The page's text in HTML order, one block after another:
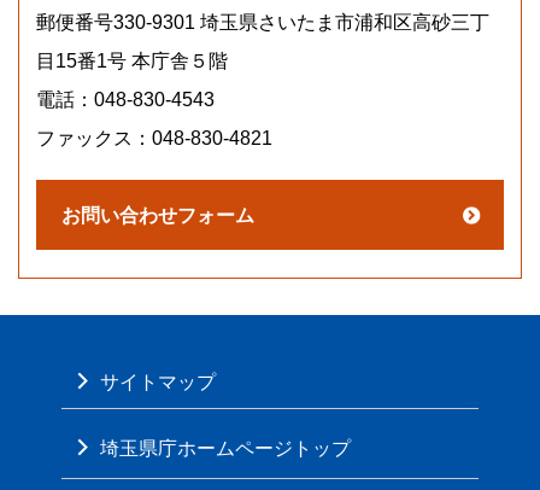
郵便番号330-9301 埼玉県さいたま市浦和区高砂三丁
目15番1号 本庁舎５階
電話：048-830-4543
ファックス：048-830-4821
サイトマップ
埼玉県庁ホームページトップ